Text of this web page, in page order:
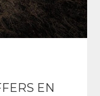
EN